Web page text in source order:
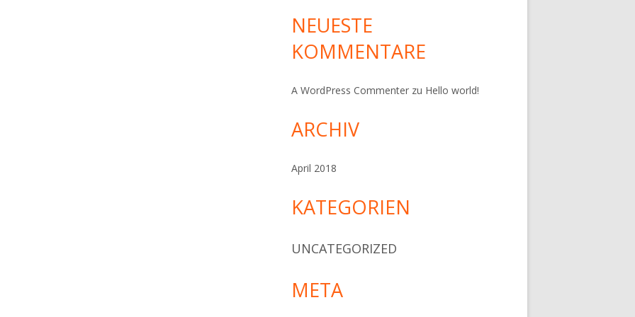
NEUESTE
KOMMENTARE
A WordPress Commenter zu Hello world!
ARCHIV
April 2018
KATEGORIEN
UNCATEGORIZED
META